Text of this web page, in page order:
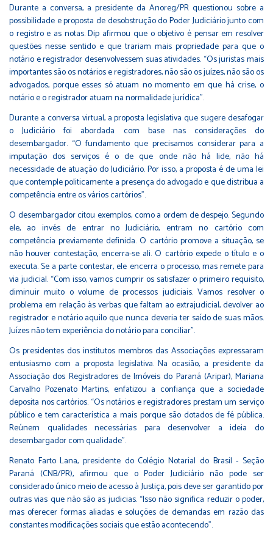
Durante a conversa, a presidente da Anoreg/PR questionou sobre a
possibilidade e proposta de desobstrução do Poder Judiciário junto com
o registro e as notas. Dip afirmou que o objetivo é pensar em resolver
questões nesse sentido e que trariam mais propriedade para que o
notário e registrador desenvolvessem suas atividades. “Os juristas mais
importantes são os notários e registradores, não são os juízes, não são os
advogados, porque esses só atuam no momento em que há crise, o
notário e o registrador atuam na normalidade jurídica”.
Durante a conversa virtual, a proposta legislativa que sugere desafogar
o Judiciário foi abordada com base nas considerações do
desembargador. “O fundamento que precisamos considerar para a
imputação dos serviços é o de que onde não há lide, não há
necessidade de atuação do Judiciário. Por isso, a proposta é de uma lei
que contemple politicamente a presença do advogado e que distribua a
competência entre os vários cartórios”.
O desembargador citou exemplos, como a ordem de despejo. Segundo
ele, ao invés de entrar no Judiciário, entram no cartório com
competência previamente definida. O cartório promove a situação, se
não houver contestação, encerra-se ali. O cartório expede o título e o
executa. Se a parte contestar, ele encerra o processo, mas remete para
via judicial. “Com isso, vamos cumprir os satisfazer o primeiro requisito,
diminuir muito o volume de processos judiciais. Vamos resolver o
problema em relação às verbas que faltam ao extrajudicial, devolver ao
registrador e notário aquilo que nunca deveria ter saído de suas mãos.
Juízes não tem experiência do notário para conciliar”.
Os presidentes dos institutos membros das Associações expressaram
entusiasmo com a proposta legislativa. Na ocasião, a presidente da
Associação dos Registradores de Imóveis do Paraná (Aripar), Mariana
Carvalho Pozenato Martins, enfatizou a confiança que a sociedade
deposita nos cartórios. “Os notários e registradores prestam um serviço
público e tem característica a mais porque são dotados de fé pública.
Reúnem qualidades necessárias para desenvolver a ideia do
desembargador com qualidade”.
Renato Farto Lana, presidente do Colégio Notarial do Brasil - Seção
Paraná (CNB/PR), afirmou que o Poder Judiciário não pode ser
considerado único meio de acesso à Justiça, pois deve ser garantido por
outras vias que não são as judicias. “Isso não significa reduzir o poder,
mas oferecer formas aliadas e soluções de demandas em razão das
constantes modificações sociais que estão acontecendo”.